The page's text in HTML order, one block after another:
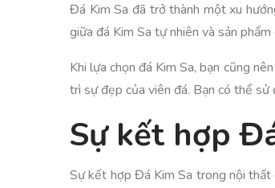
Đá Kim Sa đã trở thành một xu
giữa đá Kim Sa tự nhiên và sản
Khi lựa chọn đá Kim Sa, bạn cũng
trì sự đẹp của viên đá. Bạn có thể
Sự kết hợp
Sự kết hợp Đá Kim Sa trong nội